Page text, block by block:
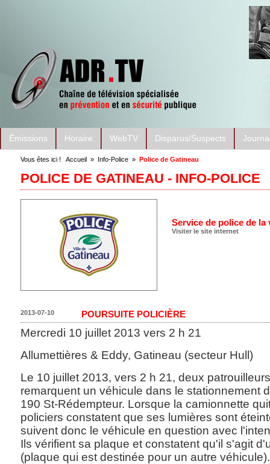
Émissions Horaire WebTV Disparus/Suspects
Vous êtes ici ! Accueil » Info-Police » Police de Gatineau
POLICE DE GATINEAU - INFO-POLICE
Service de police de la
Visiter le site internet
POURSUITE POLICIÈRE
2013-07-10
Mercredi 10 juillet 2013 vers 2 h 21
Allumettières & Eddy, Gatineau (secteur Hull)
Le 10 juillet 2013, vers 2 h 21, deux
remarquent un véhicule dans le stationnement
190 St-Rédempteur. Lorsque la camionnette
policiers constatent que ses lumières sont
suivent donc le véhicule en question avec
Ils vérifient sa plaque et constatent qu'il s'agit
(plaque qui est destinée pour un autre véhicule).